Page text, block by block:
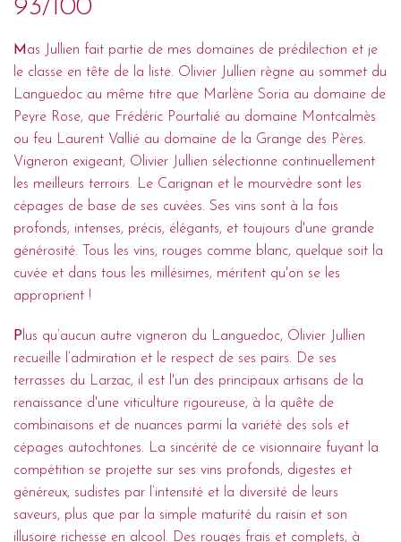
93/100
M as Jullien fait partie de mes domaines de prédilection et je
le classe en tête de la liste. Olivier Jullien règne au sommet du
Languedoc au même titre que Marlène Soria au domaine de
Peyre Rose, que Frédéric Pourtalié au domaine Montcalmès
ou feu Laurent Vallié au domaine de la Grange des Pères.
Vigneron exigeant, Olivier Jullien sélectionne continuellement
les meilleurs terroirs. Le Carignan et le mourvèdre sont les
cépages de base de ses cuvées. Ses vins sont à la fois
profonds, intenses, précis, élégants, et toujours d'une grande
générosité. Tous les vins, rouges comme blanc, quelque soit la
cuvée et dans tous les millésimes, méritent qu'on se les
approprient !
P lus qu’aucun autre vigneron du Languedoc, Olivier Jullien
recueille l’admiration et le respect de ses pairs. De ses
terrasses du Larzac, il est l'un des principaux artisans de la
renaissance d'une viticulture rigoureuse, à la quête de
combinaisons et de nuances parmi la variété des sols et
cépages autochtones. La sincérité de ce visionnaire fuyant la
compétition se projette sur ses vins profonds, digestes et
généreux, sudistes par l’intensité et la diversité de leurs
saveurs, plus que par la simple maturité du raisin et son
illusoire richesse en alcool. Des rouges frais et complets, à